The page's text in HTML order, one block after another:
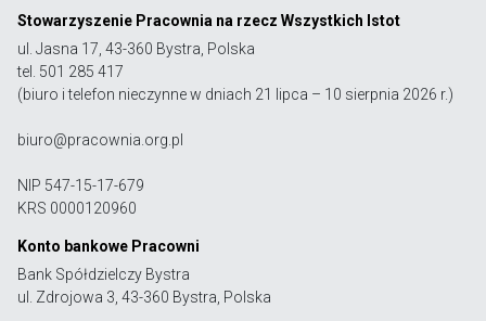
Stowarzyszenie Pracownia na rzecz Wszystkich Istot
ul. Jasna 17, 43-360 Bystra, Polska
tel. 501 285 417
(biuro i telefon nieczynne w dniach 21 lipca – 10 sierpnia 2026 r.)
biuro@pracownia.org.pl
NIP 547-15-17-679
KRS 0000120960
Konto bankowe Pracowni
Bank Spółdzielczy Bystra
ul. Zdrojowa 3, 43-360 Bystra, Polska